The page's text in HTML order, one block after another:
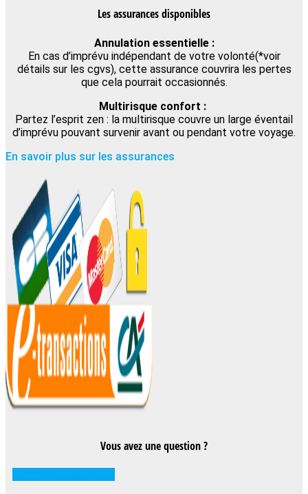
Les assurances disponibles
Annulation essentielle :
En cas d’imprévu indépendant de votre volonté(*voir
détails sur les cgvs), cette assurance couvrira les pertes
que cela pourrait occasionnés.
Multirisque confort :
Partez l’esprit zen : la multirisque couvre un large éventail
d’imprévu pouvant survenir avant ou pendant votre voyage.
En savoir plus sur les assurances
Vous avez une question ?